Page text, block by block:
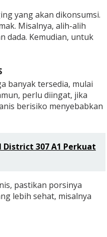
yang akan dikonsumsi.
Misalnya, alih-alih
dada. Kemudian, untuk
banyak tersedia, mulai
perlu diingat, jika
berisiko menyebabkan
District 307 A1 Perkuat
pastikan porsinya
lebih sehat, misalnya